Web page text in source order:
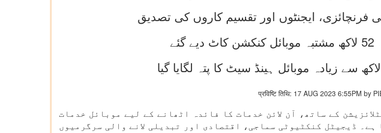
فرنچائزی، ایجنٹوں اور تقسیم کاروں کی تصدیق
प्रविष्टि तिथि: 17 AUG 2023 6:55PM by
کے ساتھ، آن لائن خدمات کا فائدہ اٹھانے کے لیے موبائل خدمات
ڈیجیٹل کنکٹیوٹی سماجی، اقتصادی اور تبدیلی لانے والی سرگرمیوں